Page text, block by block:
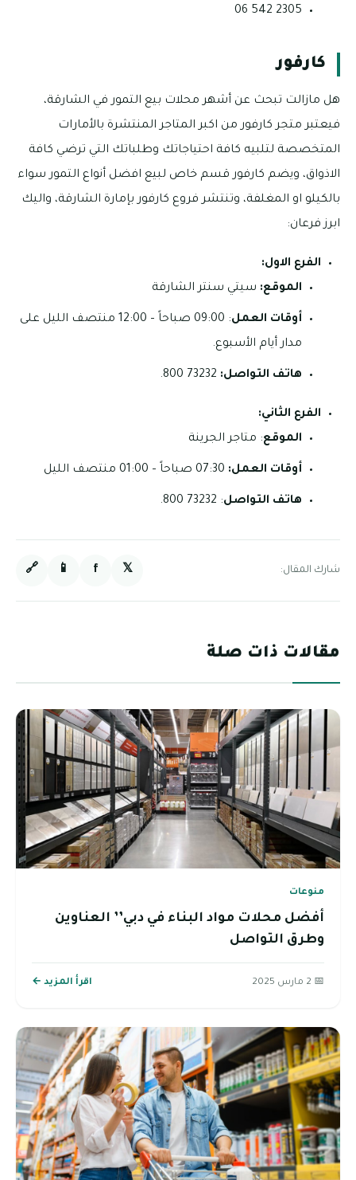
2305 542 06
كارفور
هل مازالت تبحث عن أشهر محلات بيع التمور في الشارقة،
فيعتبر متجر كارفور من اكبر المتاجر المنتشرة بالأمارات
المتخصصة لتلبيه كافة احتياجاتك وطلباتك التي ترضي كافة
الاذواق، ويضم كارفور قسم خاص لبيع افضل أنواع التمور سواء
بالكيلو او المغلفة، وتنتشر فروع كارفور بإمارة الشارقة، واليك
ابرز فرعان:
الفرع الاول:
الموقع: سيتي سنتر الشارقة
أوقات العمل
: 09:00 صباحاً – 12:00 منتصف الليل على
مدار أيام الأسبوع.
هاتف التواصل:
الفرع الثاني:
الموقع: متاجر الجرينة
أوقات العمل:
هاتف التواصل: 73232 800.
شارك المقال: 𝕏
f
📱
🔗
مقالات ذات صلة
منوعات
أفضل محلات مواد البناء في دبي’’ العناوين
وطرق التواصل
📅 2 مارس 2025 اقرأ المزيد ←